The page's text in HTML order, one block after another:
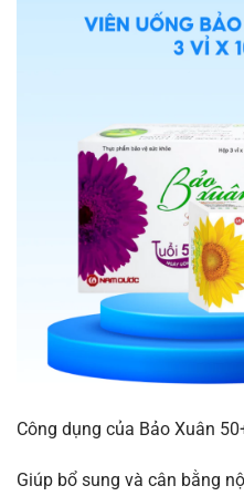
Công dụng của Bảo Xuân
Giúp bổ sung và cân bằng